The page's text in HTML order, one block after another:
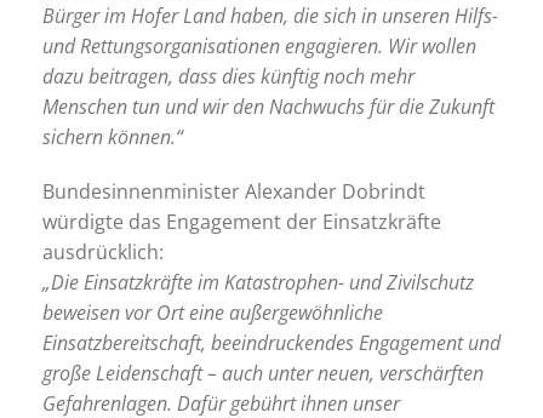
Bürger im Hofer Land haben, die sich in unseren Hilfs-
und Rettungsorganisationen engagieren. Wir wollen
dazu beitragen, dass dies künftig noch mehr
Menschen tun und wir den Nachwuchs für die Zukunft
sichern können.“
Bundesinnenminister Alexander Dobrindt
würdigte das Engagement der Einsatzkräfte
ausdrücklich:
„Die Einsatzkräfte im Katastrophen- und Zivilschutz
beweisen vor Ort eine außergewöhnliche
Einsatzbereitschaft, beeindruckendes Engagement und
große Leidenschaft – auch unter neuen, verschärften
Gefahrenlagen. Dafür gebührt ihnen unser